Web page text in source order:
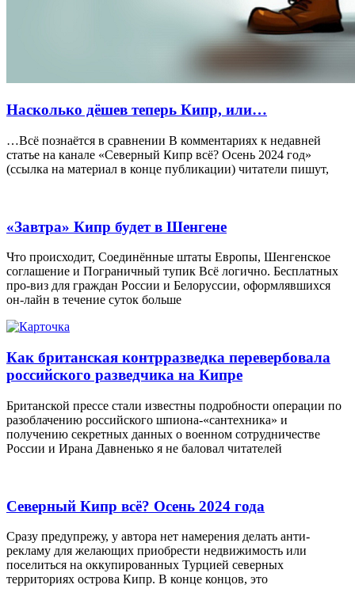
Насколько дёшев теперь Кипр, или…
…Всё познаётся в сравнении В комментариях к недавней
статье на канале «Северный Кипр всё? Осень 2024 год»
(ссылка на материал в конце публикации) читатели пишут,
«Завтра» Кипр будет в Шенгене
Что происходит, Соединённые штаты Европы, Шенгенское
соглашение и Пограничный тупик Всё логично. Бесплатных
про-виз для граждан России и Белоруссии, оформлявшихся
он-лайн в течение суток больше
Как британская контрразведка перевербовала
российского разведчика на Кипре
Британской прессе стали известны подробности операции по
разоблачению российского шпиона-«сантехника» и
получению секретных данных о военном сотрудничестве
России и Ирана Давненько я не баловал читателей
Северный Кипр всё? Осень 2024 года
Сразу предупрежу, у автора нет намерения делать анти-
рекламу для желающих приобрести недвижимость или
поселиться на оккупированных Турцией северных
территориях острова Кипр. В конце концов, это